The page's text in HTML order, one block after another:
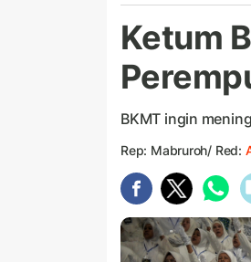
Ketum
BKMT ingin
Rep: Mabruroh/ Red: